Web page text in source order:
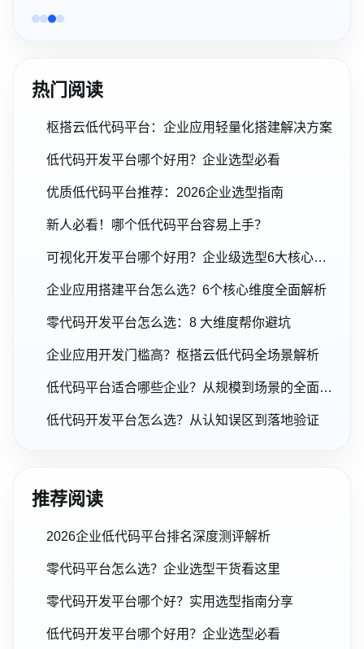
热门阅读
枢搭云低代码平台：企业应用轻量化搭建解决方案
低代码开发平台哪个好用？企业选型必看
优质低代码平台推荐：2026企业选型指南
新人必看！哪个低代码平台容易上手？
可视化开发平台哪个好用？企业级选型6大核心维度
企业应用搭建平台怎么选？6个核心维度全面解析
零代码开发平台怎么选：8 大维度帮你避坑
企业应用开发门槛高？枢搭云低代码全场景解析
低代码平台适合哪些企业？从规模到场景的全面解析
低代码开发平台怎么选？从认知误区到落地验证
推荐阅读
2026企业低代码平台排名深度测评解析
零代码平台怎么选？企业选型干货看这里
零代码开发平台哪个好？实用选型指南分享
低代码开发平台哪个好用？企业选型必看